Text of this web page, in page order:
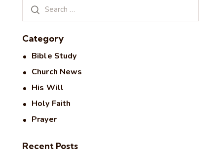
Category
Bible Study
Church News
His Will
Holy Faith
Prayer
Recent Posts